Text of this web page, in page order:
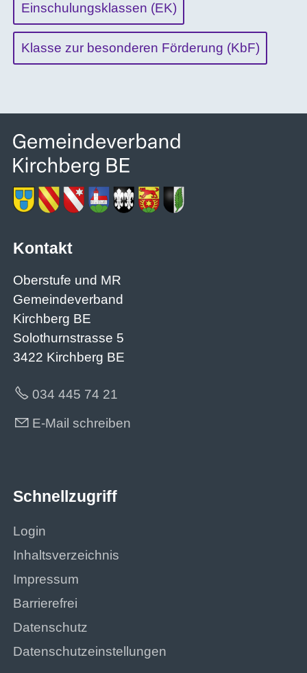
Einschulungsklassen (EK)
Klasse zur besonderen Förderung (KbF)
Kontakt
Oberstufe und MR
Gemeindeverband
Kirchberg BE
Solothurnstrasse 5
3422 Kirchberg BE
034 445 74 21
E-Mail schreiben
Schnellzugriff
Login
Inhaltsverzeichnis
Impressum
Barrierefrei
Datenschutz
Datenschutzeinstellungen